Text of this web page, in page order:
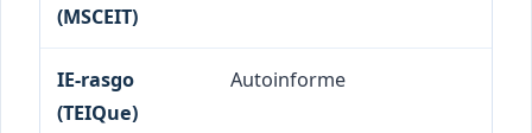
Autoinforme